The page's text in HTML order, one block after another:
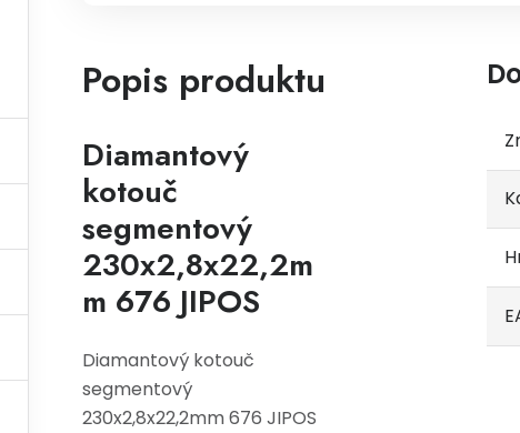
Popis produktu
Diamantový
kotouč
segmentový
230x2,8x22,2m
m 676 JIPOS
Diamantový kotouč
segmentový
230x2,8x22,2mm 676 JIPOS